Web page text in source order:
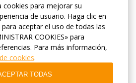
cookies para mejorar su
de usuario. Haga clic en
para aceptar el uso de todas las
COOKIES» para
Para más información,
cookies.
TODAS
на работу
+7 (909) 629-60-80